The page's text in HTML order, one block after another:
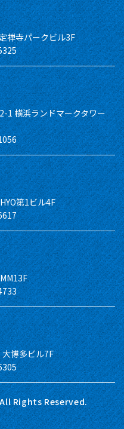
禅寺パークビル3F
1 横浜ランドマークタワー
第1ビル4F
博多ビル7F
Rights Reserved.